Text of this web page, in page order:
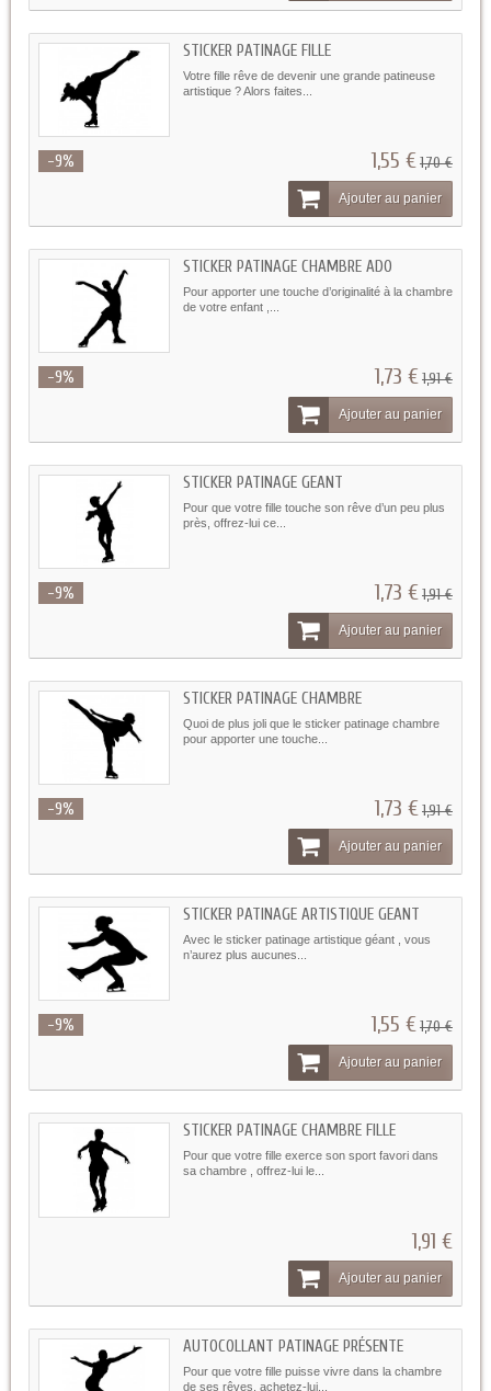
STICKER PATINAGE FILLE
Votre fille rêve de devenir une grande patineuse
artistique ? Alors faites...
-9% 1,55 €1,70 €
Ajouter au panier
STICKER PATINAGE CHAMBRE ADO
Pour apporter une touche d’originalité à la chambre
de votre enfant ,...
-9% 1,73 €1,91 €
Ajouter au panier
STICKER PATINAGE GEANT
Pour que votre fille touche son rêve d’un peu plus
près, offrez-lui ce...
-9% 1,73 €1,91 €
Ajouter au panier
STICKER PATINAGE CHAMBRE
Quoi de plus joli que le sticker patinage chambre
pour apporter une touche...
-9% 1,73 €1,91 €
Ajouter au panier
STICKER PATINAGE ARTISTIQUE GEANT
Avec le sticker patinage artistique géant , vous
n’aurez plus aucunes...
-9% 1,55 €1,70 €
Ajouter au panier
STICKER PATINAGE CHAMBRE FILLE
Pour que votre fille exerce son sport favori dans
sa chambre , offrez-lui le...
1,91 €
Ajouter au panier
AUTOCOLLANT PATINAGE PRÉSENTE
Pour que votre fille puisse vivre dans la chambre
de ses rêves, achetez-lui...